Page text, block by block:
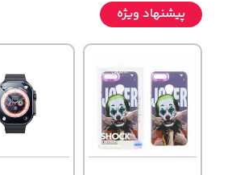
پیشنهاد ویژه